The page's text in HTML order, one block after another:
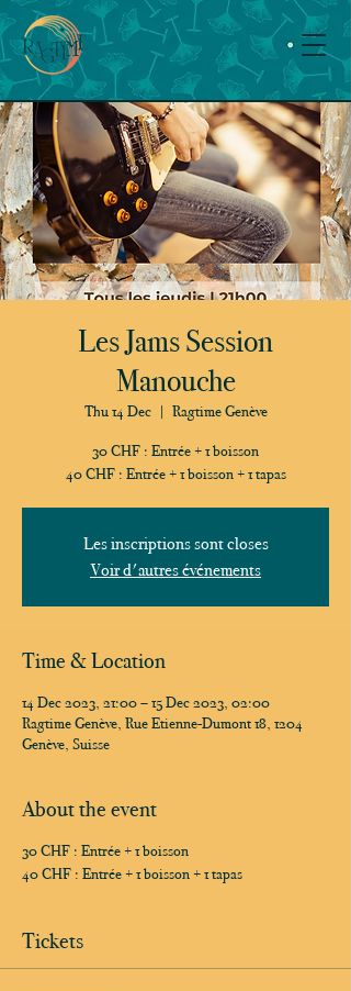
Les Jams Session
Manouche
Thu 14 Dec
  |
Ragtime Genève
30 CHF : Entrée + 1 boisson
40 CHF : Entrée + 1 boisson + 1 tapas
Les inscriptions sont closes
Voir d'autres événements
Time & Location
14 Dec 2023, 21:00 – 15 Dec 2023, 02:00
Ragtime Genève, Rue Etienne-Dumont 18, 1204
Genève, Suisse
About the event
30 CHF : Entrée + 1 boisson
40 CHF : Entrée + 1 boisson + 1 tapas
Tickets